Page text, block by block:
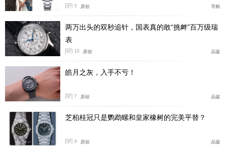
制造，并且在简约风格的同时带有与众不同的气质。正如
这三款风格不同的小三针腕表，欧米茄的儒雅气质万国表
的老钱风沛纳海的休闲运动，可以适配于你的不同生活场
景任意切换。
5 原创 导购
两万出头的双秒追针，国表真的敢“挑衅”百万级瑞
表
10 原创 品鉴
皓月之灰，入手不亏！
7 原创 品鉴
芝柏桂冠只是鹦鹉螺和皇家橡树的完美平替？
9 原创 品鉴